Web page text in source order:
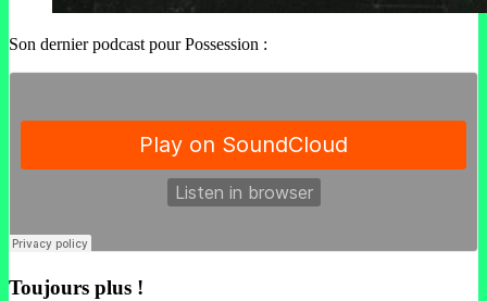
Son dernier podcast pour Possession :
Toujours plus !